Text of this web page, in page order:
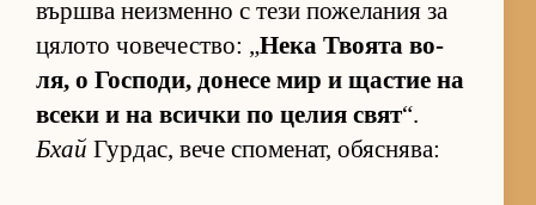
вър­шва не­из­менно с тези по­же­ла­ния за
ця­лото чо­ве­чес­т­во: „Нека Тво­ята во­
ля, о Гос­по­ди, до­несе мир и щас­тие на
всеки и на всички по це­лия свят“.
Бхай Гур­дас, вече спо­ме­нат, обяс­ня­ва: